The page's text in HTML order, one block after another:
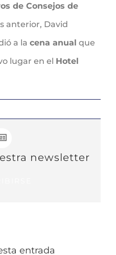
de Consejos de
anterior, David
a la cena anual que
lugar en el Hotel
newsletter
entrada